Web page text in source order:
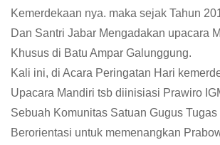
Kemerdekaan nya. maka sejak Tahun
Dan Santri Jabar Mengadakan upacara
Khusus di Batu Ampar Galunggung.
Kali ini, di Acara Peringatan Hari
Upacara Mandiri tsb diinisiasi Prawiro
Sebuah Komunitas Satuan Gugus
Berorientasi untuk memenangkan